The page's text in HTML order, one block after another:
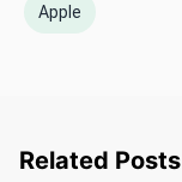
Apple
Related Posts